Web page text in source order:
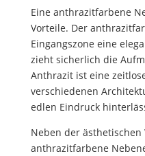
Eine anthrazitfarbene
Vorteile. Der
Eingangszone eine
zieht sicherlich die
Anthrazit ist eine
verschiedenen
edlen Eindruck
Neben der
anthrazitfarbene